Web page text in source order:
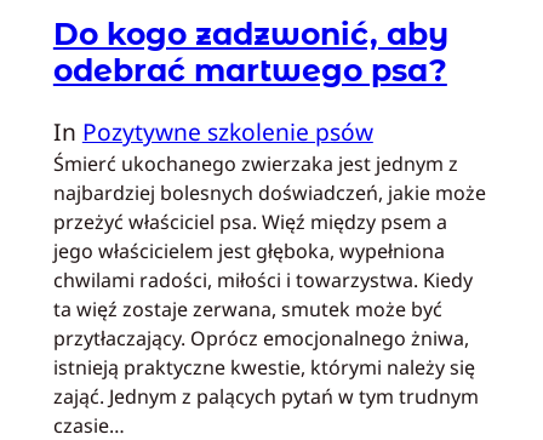
Do kogo zadzwonić, aby
odebrać martwego psa?
In Pozytywne szkolenie psów
Śmierć ukochanego zwierzaka jest jednym z
najbardziej bolesnych doświadczeń, jakie może
przeżyć właściciel psa. Więź między psem a
jego właścicielem jest głęboka, wypełniona
chwilami radości, miłości i towarzystwa. Kiedy
ta więź zostaje zerwana, smutek może być
przytłaczający. Oprócz emocjonalnego żniwa,
istnieją praktyczne kwestie, którymi należy się
zająć. Jednym z palących pytań w tym trudnym
czasie…